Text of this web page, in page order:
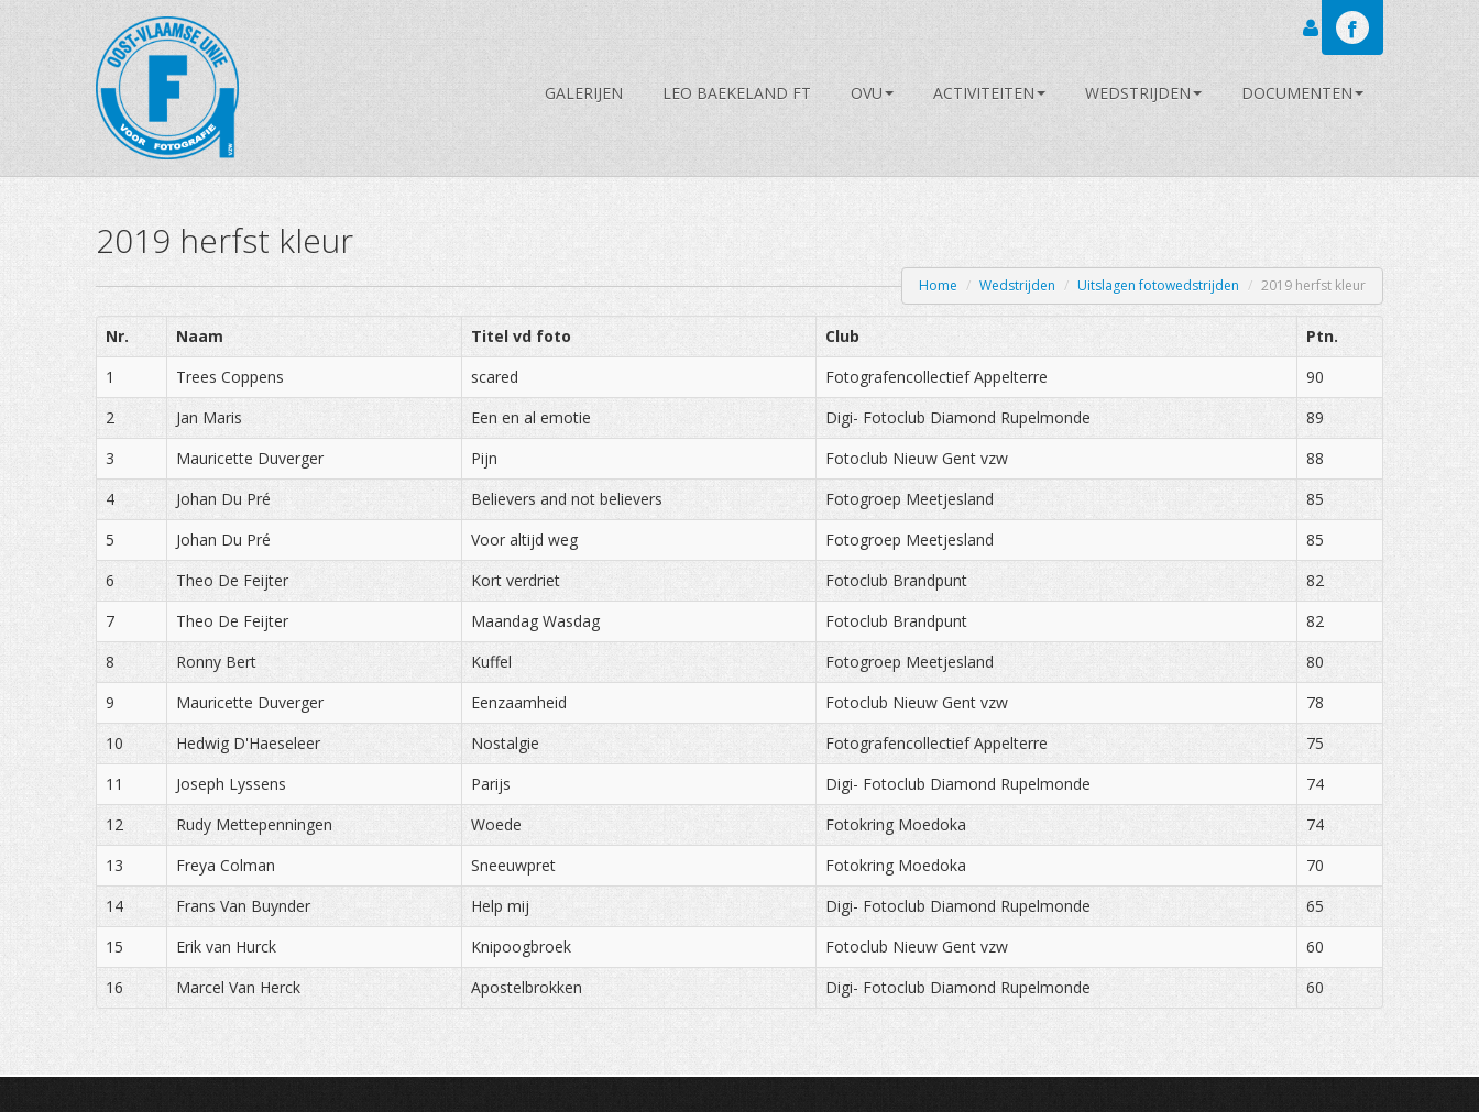
GALERIJEN LEO BAEKELAND FT OVU ACTIVITEITEN WEDSTRIJDEN DOCUMENTEN
Inloggen
2019 herfst kleur
Home / Wedstrijden / Uitslagen fotowedstrijden / 2019 herfst kleur
Nr. Naam Titel vd foto Club
Ptn.
1
Trees Coppens scared Fotografencollectief Appelterre
90
2
Jan Maris Een en al emotie Digi- Fotoclub Diamond Rupelmonde
89
3
Mauricette Duverger Pijn Fotoclub Nieuw Gent vzw
88
4
Johan Du Pré Believers and not believers Fotogroep Meetjesland
85
5
Johan Du Pré Voor altijd weg Fotogroep Meetjesland
85
6
Theo De Feijter Kort verdriet Fotoclub Brandpunt
82
7
Theo De Feijter Maandag Wasdag Fotoclub Brandpunt
82
8
Ronny Bert Kuffel Fotogroep Meetjesland
80
9
Mauricette Duverger Eenzaamheid Fotoclub Nieuw Gent vzw
78
10
Hedwig D'Haeseleer Nostalgie Fotografencollectief Appelterre
75
11
Joseph Lyssens Parijs Digi- Fotoclub Diamond Rupelmonde
74
12
Rudy Mettepenningen Woede Fotokring Moedoka
74
13
Freya Colman Sneeuwpret Fotokring Moedoka
70
14
Frans Van Buynder Help mij Digi- Fotoclub Diamond Rupelmonde
65
15
Erik van Hurck Knipoogbroek Fotoclub Nieuw Gent vzw
60
16
Marcel Van Herck Apostelbrokken Digi- Fotoclub Diamond Rupelmonde 60